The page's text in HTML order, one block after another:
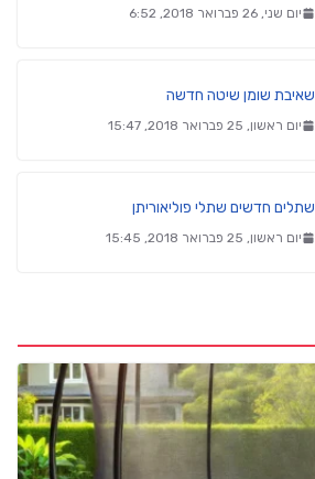
יום שני, 26 פברואר 2018, 6:52
שאיבת שומן שיטה חדשה
יום ראשון, 25 פברואר 2018, 15:47
שתלים חדשים שתלי פוליאוריתן
יום ראשון, 25 פברואר 2018, 15:45